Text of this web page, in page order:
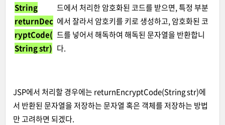
String
returnDec
ryptCode(
String str)
드에서 처리한 암호화된 코드를 받으면, 특정 부분
에서 잘라서 암호키를 키로 생성하고, 암호화된 코
드를 넣어서 해독하여 해독된 문자열을 반환합니
다.
JSP에서 처리할 경우에는 returnEncryptCode(String str)에
서 반환된 문자열을 저장하는 문자열 혹은 객체를 저장하는 방법
만 고려하면 되겠다.